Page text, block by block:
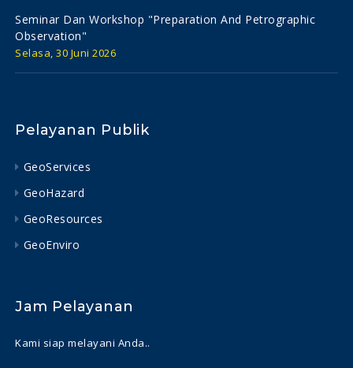
Seminar Dan Workshop "preparation And Petrographic
Observation"
Selasa, 30 Juni 2026
Pelayanan Publik
GeoServices
GeoHazard
GeoResources
GeoEnviro
Jam Pelayanan
Kami siap melayani Anda..